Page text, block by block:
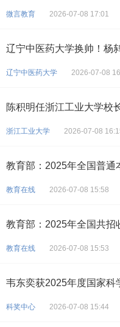
微言教育 2026-07-08 17:01
辽宁中医药大学换帅！杨
辽宁中医药大学 2026-07-08
陈积明任浙江工业大学校
浙江工业大学 2026-07-08
教育部：2025年全国普通
教育在线 2026-07-08 15:58
教育部：2025年全国共招
教育在线 2026-07-08 15:53
韦东奕获2025年度国家科
科奖中心 2026-07-08 15:44